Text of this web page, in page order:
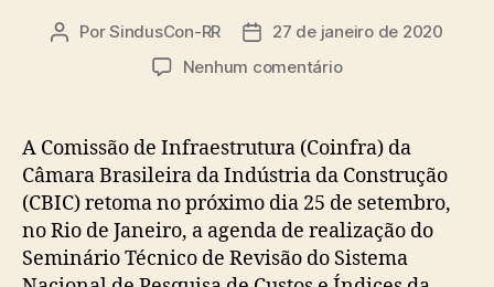
Autor
PorSindusCon-RR
Data27 de janeiro de 2020
Nenhum comentárioem
de
revisão
do
SINAPI
serão
retomados
A Comissão de Infraestrutura (Coinfra) da
Câmara Brasileira da Indústria da Construção
(CBIC) retoma no próximo dia 25 de setembro,
no Rio de Janeiro, a agenda de realização do
Seminário Técnico de Revisão do Sistema